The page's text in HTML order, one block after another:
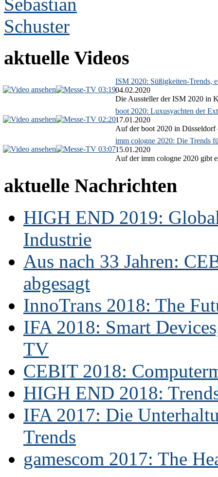
aktuelle Videos
03:19
ISM 2020: Süßigkeiten-Trends,
04.02.2020
Die Aussteller der ISM 2020 in
02:20
boot 2020: Luxusyachten der
17.01.2020
Auf der boot 2020 in Düsseldorf
03:07
imm cologne 2020: Die Trends
15.01.2020
Auf der imm cologne 2020 gibt
aktuelle Nachrichten
HIGH END 2019:
Industrie
Aus nach 33 Jahren:
abgesagt
InnoTrans 2018: The
IFA 2018: Smart
TV
CEBIT 2018:
HIGH END 2018:
IFA 2017: Die
Trends
gamescom 2017: The